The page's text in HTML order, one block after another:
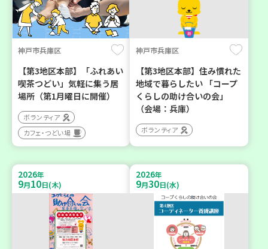
神戸市兵庫区
【第3地区本部】「ふれあい
喫茶つどい」気軽に集う居
場所（第1月曜日に開催）
ボランティア
カフェ・つどい場
神戸市兵庫区
【第3地区本部】住み慣れた
地域で暮らしたい 「コープ
くらしの助け合いの会」
（会場：兵庫）
ボランティア
2026年
9月10日(木)
2026年
9月30日(水)